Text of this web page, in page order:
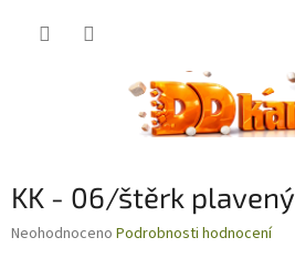
KK - 06/štěrk
Průměrné
Neohodnoceno Podrobnosti hodnocení